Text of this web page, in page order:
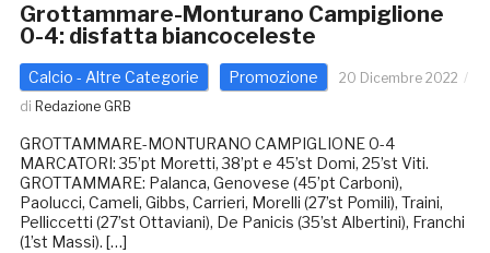
Grottammare-Monturano Campiglione
0-4: disfatta biancoceleste
Calcio - Altre Categorie Promozione
20 Dicembre 2022
di Redazione GRB
GROTTAMMARE-MONTURANO CAMPIGLIONE 0-4
MARCATORI: 35’pt Moretti, 38’pt e 45’st Domi, 25’st Viti.
GROTTAMMARE: Palanca, Genovese (45’pt Carboni),
Paolucci, Cameli, Gibbs, Carrieri, Morelli (27’st Pomili), Traini,
Pelliccetti (27’st Ottaviani), De Panicis (35’st Albertini), Franchi
(1’st Massi). […]